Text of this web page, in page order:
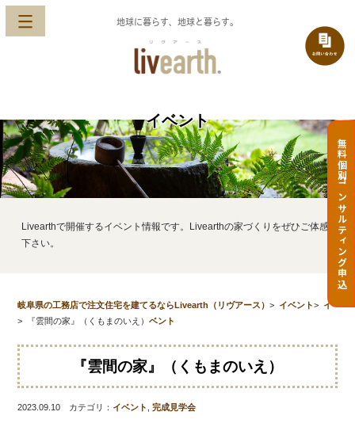
地球に暮らす、地球と暮らす。
無料個別コンサルティング申込
イベント
Livearthで開催するイベント情報です。Livearthの家づくりをぜひご体感
下さい。
岐阜県の工務店で注文住宅を建てるならLivearth（リヴアース）> イベント> イ
ベント
> 『雲間の家』（くもまのいえ）
『雲間の家』（くもまのいえ）
2023.09.10 カテゴリ：イベント ,完成見学会